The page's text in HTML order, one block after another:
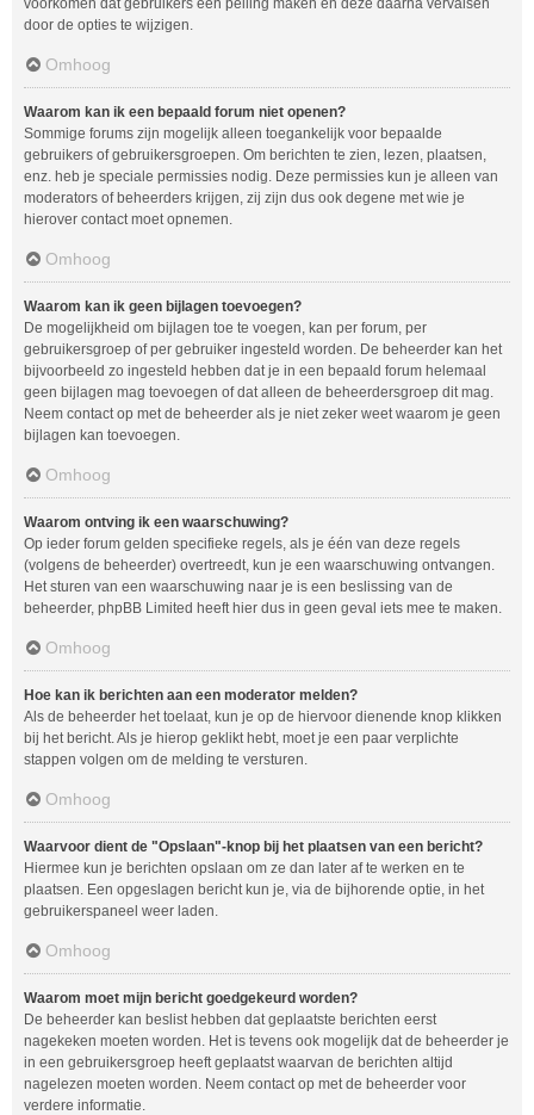
voorkomen dat gebruikers een peiling maken en deze daarna vervalsen
door de opties te wijzigen.
Omhoog
Waarom kan ik een bepaald forum niet openen?
Sommige forums zijn mogelijk alleen toegankelijk voor bepaalde
gebruikers of gebruikersgroepen. Om berichten te zien, lezen, plaatsen,
enz. heb je speciale permissies nodig. Deze permissies kun je alleen van
moderators of beheerders krijgen, zij zijn dus ook degene met wie je
hierover contact moet opnemen.
Omhoog
Waarom kan ik geen bijlagen toevoegen?
De mogelijkheid om bijlagen toe te voegen, kan per forum, per
gebruikersgroep of per gebruiker ingesteld worden. De beheerder kan het
bijvoorbeeld zo ingesteld hebben dat je in een bepaald forum helemaal
geen bijlagen mag toevoegen of dat alleen de beheerdersgroep dit mag.
Neem contact op met de beheerder als je niet zeker weet waarom je geen
bijlagen kan toevoegen.
Omhoog
Waarom ontving ik een waarschuwing?
Op ieder forum gelden specifieke regels, als je één van deze regels
(volgens de beheerder) overtreedt, kun je een waarschuwing ontvangen.
Het sturen van een waarschuwing naar je is een beslissing van de
beheerder, phpBB Limited heeft hier dus in geen geval iets mee te maken.
Omhoog
Hoe kan ik berichten aan een moderator melden?
Als de beheerder het toelaat, kun je op de hiervoor dienende knop klikken
bij het bericht. Als je hierop geklikt hebt, moet je een paar verplichte
stappen volgen om de melding te versturen.
Omhoog
Waarvoor dient de "Opslaan"-knop bij het plaatsen van een bericht?
Hiermee kun je berichten opslaan om ze dan later af te werken en te
plaatsen. Een opgeslagen bericht kun je, via de bijhorende optie, in het
gebruikerspaneel weer laden.
Omhoog
Waarom moet mijn bericht goedgekeurd worden?
De beheerder kan beslist hebben dat geplaatste berichten eerst
nagekeken moeten worden. Het is tevens ook mogelijk dat de beheerder je
in een gebruikersgroep heeft geplaatst waarvan de berichten altijd
nagelezen moeten worden. Neem contact op met de beheerder voor
verdere informatie.